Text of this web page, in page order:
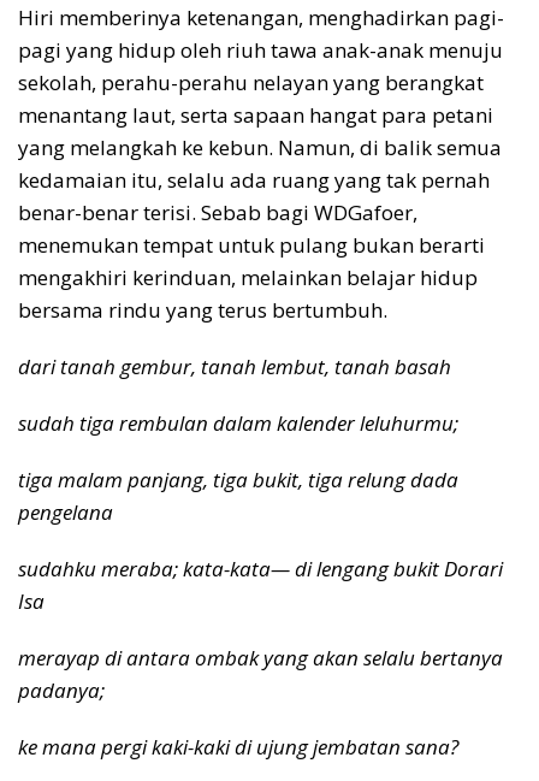
Hiri memberinya ketenangan, menghadirkan pagi-
pagi yang hidup oleh riuh tawa anak-anak menuju
sekolah, perahu-perahu nelayan yang berangkat
menantang laut, serta sapaan hangat para petani
yang melangkah ke kebun. Namun, di balik semua
kedamaian itu, selalu ada ruang yang tak pernah
benar-benar terisi. Sebab bagi WDGafoer,
menemukan tempat untuk pulang bukan berarti
mengakhiri kerinduan, melainkan belajar hidup
bersama rindu yang terus bertumbuh.
dari tanah gembur, tanah lembut, tanah basah
sudah tiga rembulan dalam kalender leluhurmu;
tiga malam panjang, tiga bukit, tiga relung dada
pengelana
sudahku meraba; kata-kata— di lengang bukit Dorari
Isa
merayap di antara ombak yang akan selalu bertanya
padanya;
ke mana pergi kaki-kaki di ujung jembatan sana?